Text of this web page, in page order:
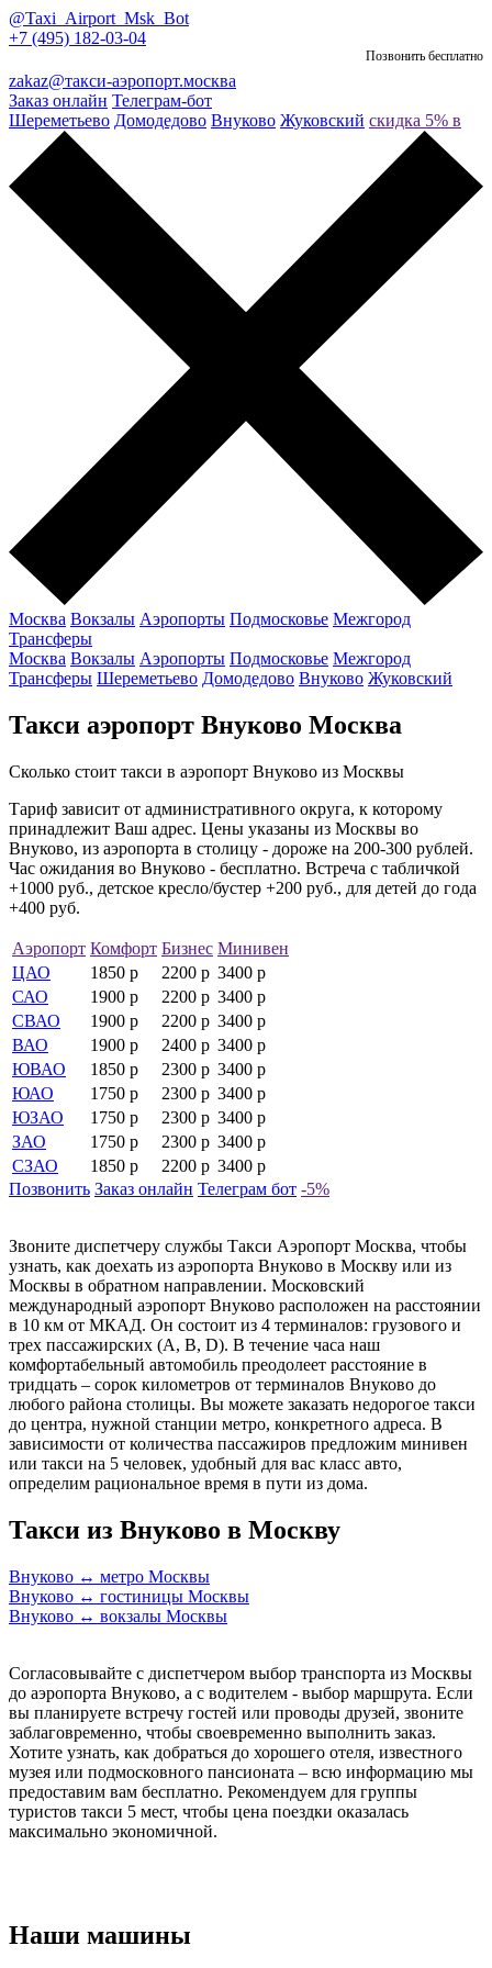
@Taxi_Airport_Msk_Bot
+7 (495) 182-03-04
Позвонить бесплатно
zakaz@такси-аэропорт.москва
Заказ онлайн Телеграм-бот
Шереметьево Домодедово Внуково Жуковский скидка 5% в
Москва Вокзалы Аэропорты Подмосковье Межгород
Трансферы
Москва Вокзалы Аэропорты Подмосковье Межгород
Трансферы Шереметьево Домодедово Внуково Жуковский
Такси аэропорт Внуково Москва
Сколько стоит такси в аэропорт Внуково из Москвы
Тариф зависит от административного округа, к которому
принадлежит Ваш адрес. Цены указаны из Москвы во
Внуково, из аэропорта в столицу - дороже на 200-300 рублей.
Час ожидания во Внуково - бесплатно. Встреча с табличкой
+1000 руб., детское кресло/бустер +200 руб., для детей до года
+400 руб.
Аэропорт Комфорт Бизнес Минивен
ЦАО
1850 р 2200 р 3400 р
САО
1900 р 2200 р 3400 р
СВАО
1900 р 2200 р 3400 р
ВАО
1900 р 2400 р 3400 р
ЮВАО
1850 р 2300 р 3400 р
ЮАО
1750 р 2300 р 3400 р
ЮЗАО
1750 р 2300 р 3400 р
ЗАО
1750 р 2300 р 3400 р
СЗАО
1850 р 2200 р 3400 р
Позвонить Заказ онлайн Телеграм бот -5%
Звоните диспетчеру службы Такси Аэропорт Москва, чтобы
узнать, как доехать из аэропорта Внуково в Москву или из
Москвы в обратном направлении. Московский
международный аэропорт Внуково расположен на расстоянии
в 10 км от МКАД. Он состоит из 4 терминалов: грузового и
трех пассажирских (А, В, D). В течение часа наш
комфортабельный автомобиль преодолеет расстояние в
тридцать – сорок километров от терминалов Внуково до
любого района столицы. Вы можете заказать недорогое такси
до центра, нужной станции метро, конкретного адреса. В
зависимости от количества пассажиров предложим минивен
или такси на 5 человек, удобный для вас класс авто,
определим рациональное время в пути из дома.
Такси из Внуково в Москву
Внуково ↔ метро Москвы
Внуково ↔ гостиницы Москвы
Внуково ↔ вокзалы Москвы
Согласовывайте с диспетчером выбор транспорта из Москвы
до аэропорта Внуково, а с водителем - выбор маршрута. Если
вы планируете встречу гостей или проводы друзей, звоните
заблаговременно, чтобы своевременно выполнить заказ.
Хотите узнать, как добраться до хорошего отеля, известного
музея или подмосковного пансионата – всю информацию мы
предоставим вам бесплатно. Рекомендуем для группы
туристов такси 5 мест, чтобы цена поездки оказалась
максимально экономичной.
Наши машины